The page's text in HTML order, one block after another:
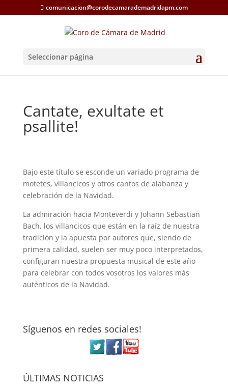
comunicacion@corodecamarademadridapm.com
Seleccionar página
Cantate, exultate et
psallite!
Bajo este título se esconde un variado programa de
motetes, villancicos y otros cantos de alabanza y
celebración de la Navidad.
La admiración hacia Monteverdi y Johann Sebastian
Bach, los villancicos que están en la raíz de nuestra
tradición y la apuesta por autores que, siendo de
primera calidad, suelen ser muy poco interpretados,
configuran nuestra propuesta musical de este año
para celebrar con todos vosotros los valores más
auténticos de la Navidad.
Síguenos en redes sociales!
ÚLTIMAS NOTICIAS